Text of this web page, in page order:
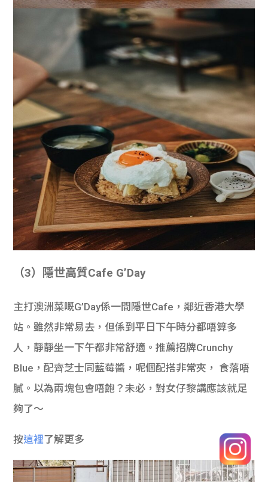
（3） 隱世高質Cafe G’Day
主打澳洲菜嘅G’Day係一間隱世Cafe，鄰近香港大學
站。雖然非常易去，但係到平日下午時分都唔算多
人，靜靜坐一下午都非常舒適。推薦招牌Crunchy
Blue，配齊芝士同藍莓醬，呢個配搭非常夾， 食落唔
膩。以為兩塊包會唔飽？未必，對女仔黎講應該就足
夠了～
按這裡了解更多